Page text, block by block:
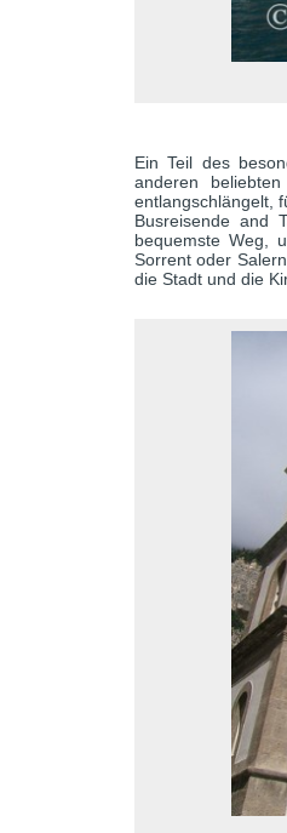
Ein Teil des
anderen
entlangschlängelt,
Busreisende and
bequemste Weg,
Sorrent oder
die Stadt und die